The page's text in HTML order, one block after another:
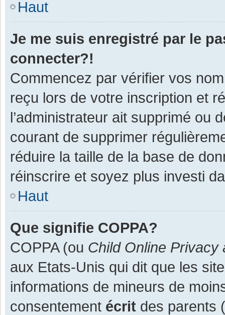
Haut
Je me suis enregistré par le
connecter?!
Commencez par vérifier vos
reçu lors de votre inscription et
l’administrateur ait supprimé ou
courant de supprimer
réduire la taille de la base de
réinscrire et soyez plus investi
Haut
Que signifie COPPA?
COPPA (ou Child Online Privacy
aux Etats-Unis qui dit que les
informations de mineurs de
consentement écrit des parents